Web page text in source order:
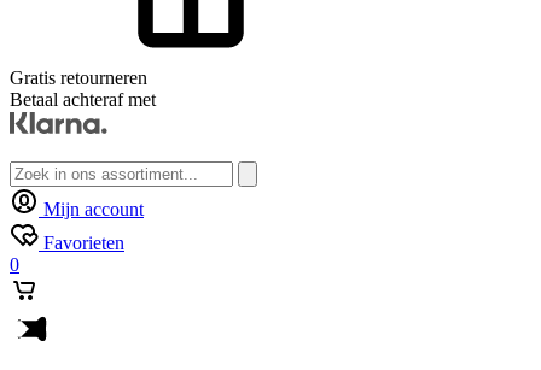
Gratis retourneren
Betaal achteraf met
Zoeken
naar:
Mijn account
Favorieten
0